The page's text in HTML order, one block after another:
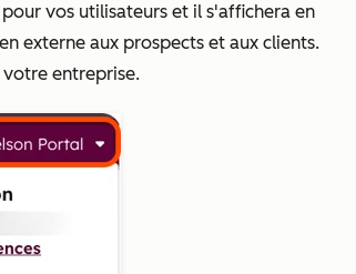
vos utilisateurs et il s'affichera en
externe aux prospects et aux clients.
votre entreprise.